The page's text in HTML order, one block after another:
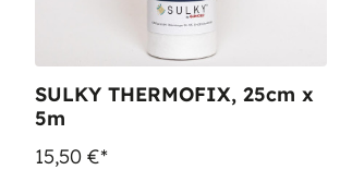
SULKY THERMOFIX, 25cm x
5m
15,50 €*